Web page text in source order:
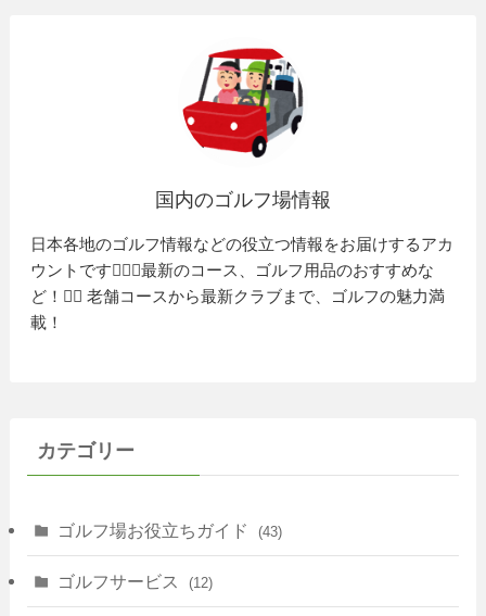
国内のゴルフ場情報
日本各地のゴルフ情報などの役立つ情報をお届けするアカ
ウントです🏌️‍♂️⛳️最新のコース、ゴルフ用品のおすすめな
ど！🏌️‍♀️ 老舗コースから最新クラブまで、ゴルフの魅力満
載！
カテゴリー
ゴルフ場お役立ちガイド (43)
ゴルフサービス (12)